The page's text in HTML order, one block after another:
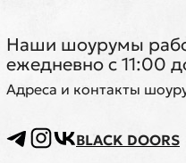
Наши шоурумы
ежедневно с 11:00
Адреса и контакты
BLACK DOORS